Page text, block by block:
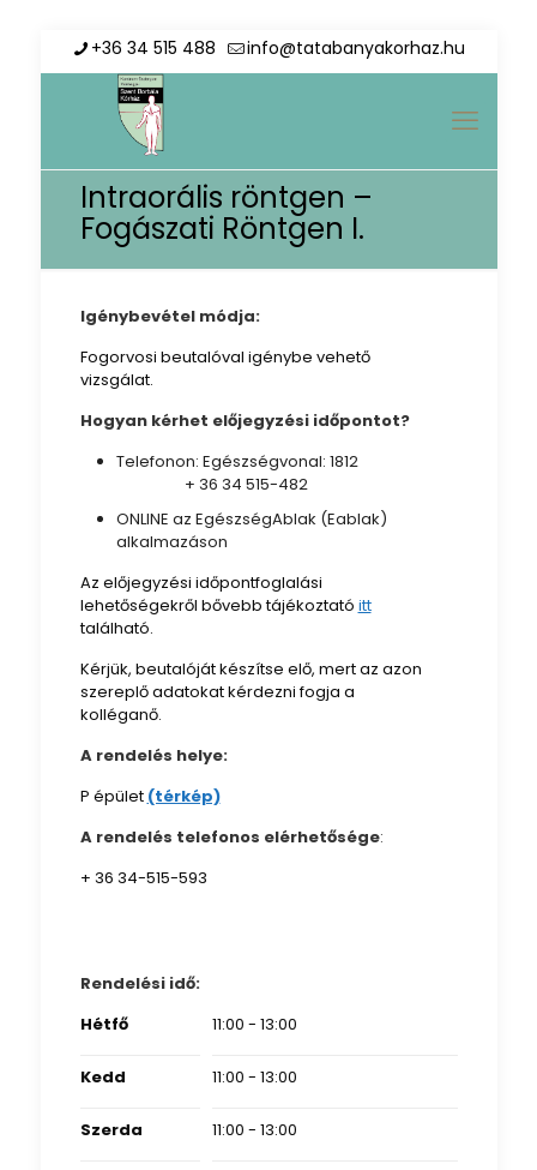
+36 34 515 488 info@tatabanyakorhaz.hu
Intraorális röntgen –
Fogászati Röntgen I.
Igénybevétel módja:
Fogorvosi beutalóval igénybe vehető
vizsgálat.
Hogyan kérhet előjegyzési időpontot?
Telefonon: Egészségvonal: 1812
+ 36 34 515-482
ONLINE az EgészségAblak (Eablak)
alkalmazáson
Az előjegyzési időpontfoglalási
lehetőségekről bővebb tájékoztató itt
található.
Kérjük, beutalóját készítse elő, mert az azon
szereplő adatokat kérdezni fogja a
kolléganő.
A rendelés helye:
P épület (térkép)
A rendelés telefonos elérhetősége:
+ 36 34-515-593
Rendelési idő:
Hétfő
11:00 - 13:00
Kedd 11:00 - 13:00
Szerda 11:00 - 13:00